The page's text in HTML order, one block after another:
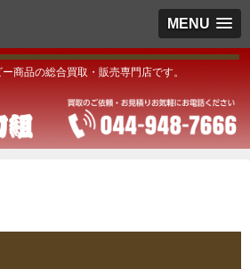
MENU
商品の総合買取・販売専門店です。